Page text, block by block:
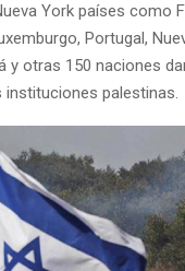
York países como
Portugal,
y otras 150 naciones
instituciones palestinas.